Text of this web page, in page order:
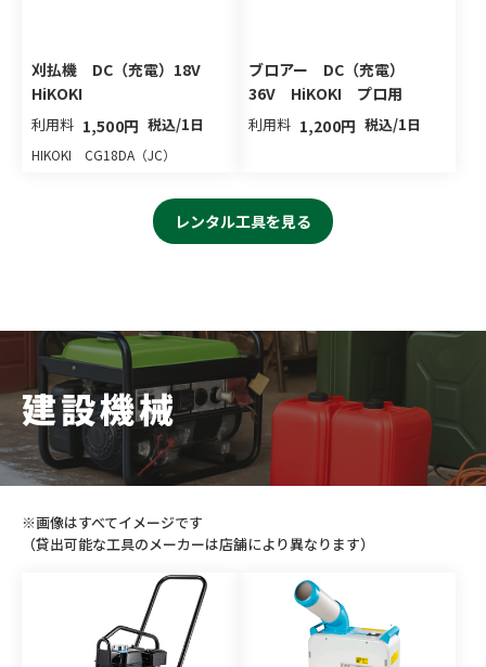
刈払機 DC（充電）18V
HiKOKI
利用料 1,500円 税込/1日
HIKOKI CG18DA（JC）
ブロアー DC（充電）
36V HiKOKI プロ用
利用料 1,200円 税込/1日
レンタル工具を見る
建設機械
※画像はすべてイメージです
（貸出可能な工具のメーカーは店舗により異なります）